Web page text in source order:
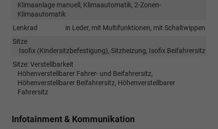
Klimaanlage manuell, Klimaautomatik, 2-Zonen-
Klimaautomatik
Lenkrad
in Leder, mit Multifunktionen, mit Schaltwippen
Sitze
Isofix (Kindersitzbefestigung), Sitzheizung, Isofix Beifahrersitz
Sitze: Verstellbarkeit
Höhenverstellbarer Fahrer- und Beifahrersitz,
Höhenverstellbarer Beifahrersitz, Höhenverstellbarer
Fahrersitz
Infotainment & Kommunikation